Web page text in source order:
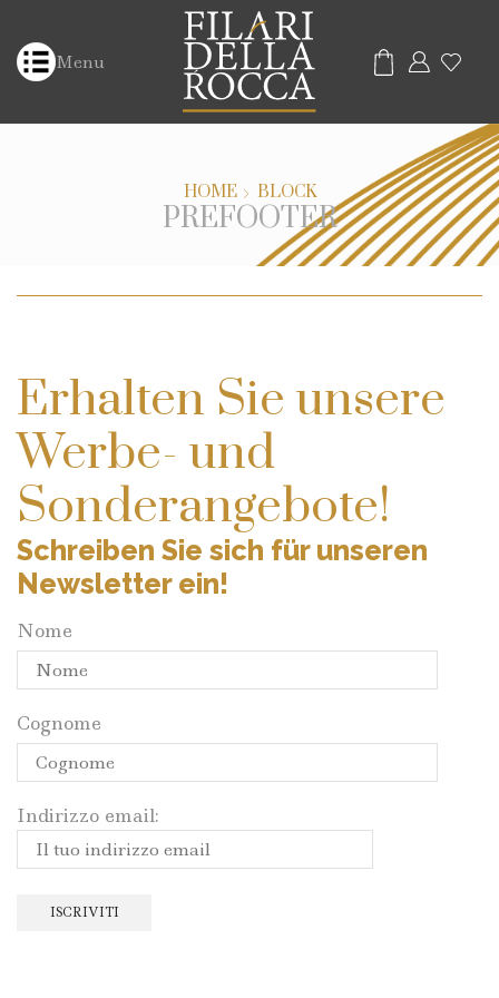
Menu
HOME BLOCK
PREFOOTER
Erhalten Sie unsere
Werbe- und
Sonderangebote!
Schreiben Sie sich für unseren
Newsletter ein!
Nome
Cognome
Indirizzo email: